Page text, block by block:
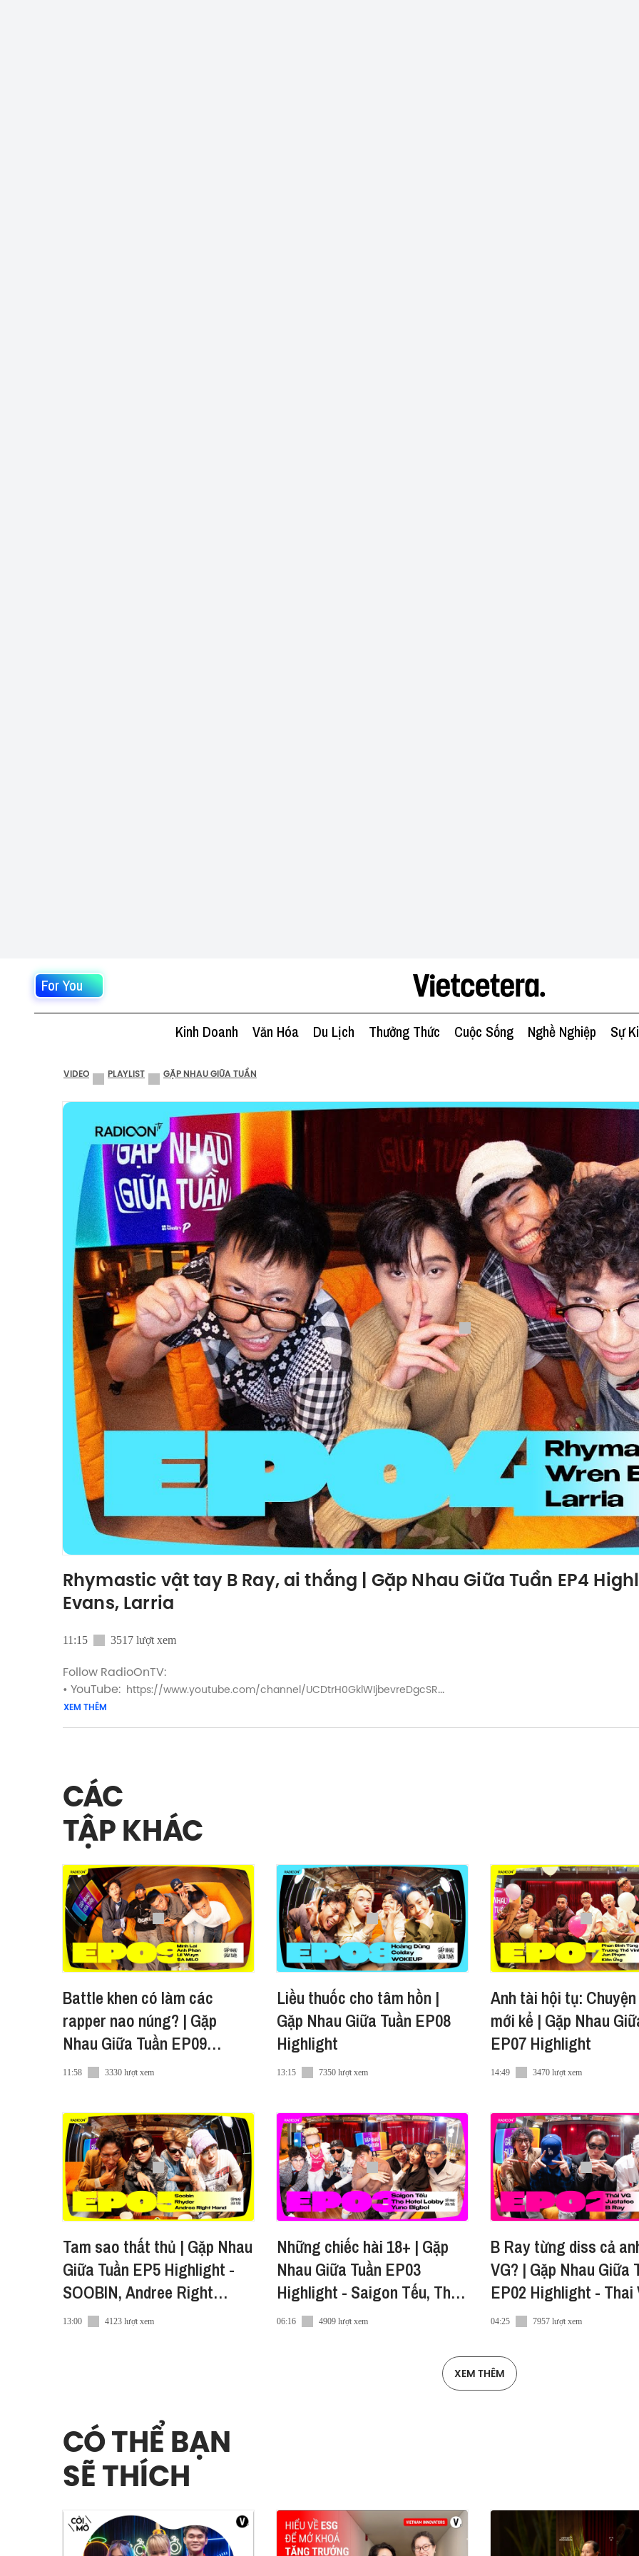
For You
Kinh Doanh Văn Hóa Du Lịch Thưởng Thức Cuộc Sống Nghề Nghiệp Sự
VIDEO PLAYLIST GẶP NHAU GIỮA TUẦN
Rhymastic vật tay B Ray, ai thắng | Gặp Nhau Giữa Tuần EP4
Evans, Larria
11:15 3517 lượt xem
Follow RadioOnTV:
• YouTube: https://www.youtube.com/channel/UCDtrH0GklWIjbevreDgcSRA
• TikTok:
• Facebook:https://www.facebook.com/RadioOnTV24
Media partner: BeatVN
Venue Sponsor: The SentryP
#SpaceSpeakersGroup #Vietcetera #GNGT
XEM THÊM
CÁC
TẬP KHÁC
Battle khen có làm các
rapper nao núng? | Gặp
Nhau Giữa Tuần EP09
Highlight
11:58 3330 lượt xem
Liều thuốc cho tâm hồn |
Gặp Nhau Giữa Tuần EP08
Highlight
13:15 7350 lượt xem
Anh tài hội tụ:
mới kể | Gặp Nhau
EP07 Highlight
14:49 3470 lượt xem
Tam sao thất thủ | Gặp Nhau
Giữa Tuần EP5 Highlight -
SOOBIN, Andree Right
Hand, RHYDER
13:00 4123 lượt xem
Những chiếc hài 18+ | Gặp
Nhau Giữa Tuần EP03
Highlight - Saigon Tếu, The
Hotel Lobby, Yuno Bigboi
06:16 4909 lượt xem
B Ray từng diss cả
VG? | Gặp Nhau Giữa
EP02 Highlight - Thai
JustaTee, B Ray
04:25 7957 lượt xem
XEM THÊM
CÓ THỂ BẠN
SẼ THÍCH